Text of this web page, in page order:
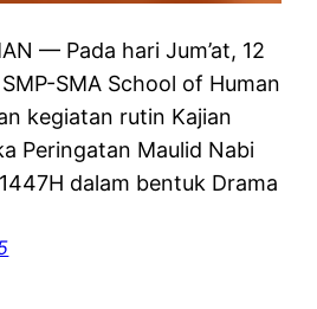
— Pada hari Jum’at, 12
SMA School of Human
kegiatan rutin Kajian
Peringatan Maulid Nabi
dalam bentuk Drama